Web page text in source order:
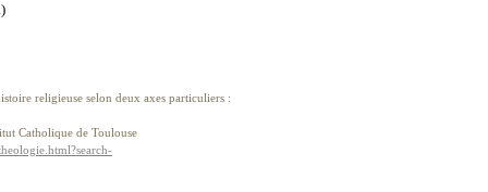
religieuse selon deux axes particuliers :
Catholique de Toulouse